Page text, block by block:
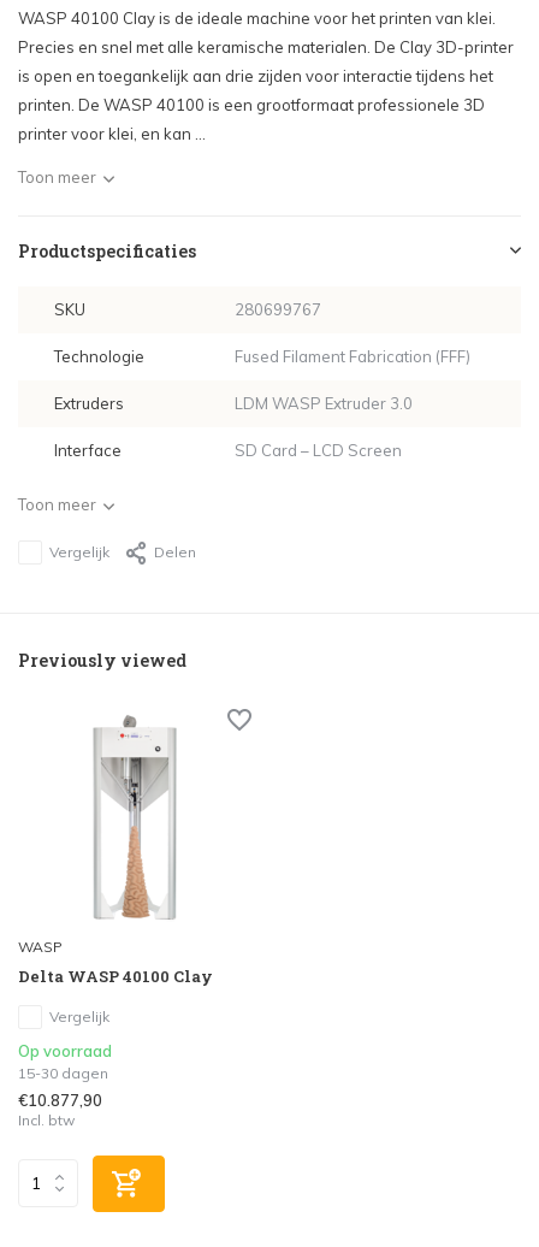
WASP 40100 Clay is de ideale machine voor het printen van klei.
Precies en snel met alle keramische materialen. De Clay 3D-printer
is open en toegankelijk aan drie zijden voor interactie tijdens het
printen. De WASP 40100 is een grootformaat professionele 3D
printer voor klei, en kan ...
Toon meer
Productspecificaties
SKU 280699767
Technologie Fused Filament Fabrication (FFF)
Extruders LDM WASP Extruder 3.0
Interface SD Card – LCD Screen
Toon meer
Vergelijk Delen
Previously viewed
WASP
Delta WASP 40100 Clay
Vergelijk
Op voorraad
15-30 dagen
€10.877,90
Incl. btw